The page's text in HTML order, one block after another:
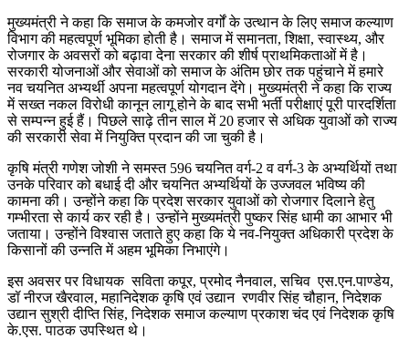
मुख्यमंत्री ने कहा कि समाज के कमजोर वर्गों के उत्थान के लिए समाज कल्याण
विभाग की महत्वपूर्ण भूमिका होती है। समाज में समानता, शिक्षा, स्वास्थ्य, और
रोजगार के अवसरों को बढ़ावा देना सरकार की शीर्ष प्राथमिकताओं में है।
सरकारी योजनाओं और सेवाओं को समाज के अंतिम छोर तक पहुंचाने में हमारे
नव चयनित अभ्यर्थी अपना महत्वपूर्ण योगदान देंगे। मुख्यमंत्री ने कहा कि राज्य
में सख्त नकल विरोधी कानून लागू होने के बाद सभी भर्ती परीक्षाएं पूरी पारदर्शिता
से सम्पन्न हुई हैं। पिछले साढ़े तीन साल में 20 हजार से अधिक युवाओं को राज्य
की सरकारी सेवा में नियुक्ति प्रदान की जा चुकी है।
कृषि मंत्री गणेश जोशी ने समस्त 596 चयनित वर्ग-2 व वर्ग-3 के अभ्यर्थियों तथा
उनके परिवार को बधाई दी और चयनित अभ्यर्थियों के उज्जवल भविष्य की
कामना की। उन्होंने कहा कि प्रदेश सरकार युवाओं को रोजगार दिलाने हेतु
गम्भीरता से कार्य कर रही है। उन्होंने मुख्यमंत्री पुष्कर सिंह धामी का आभार भी
जताया। उन्होंने विश्वास जताते हुए कहा कि ये नव-नियुक्त अधिकारी प्रदेश के
किसानों की उन्नति में अहम भूमिका निभाएंगे।
इस अवसर पर विधायक सविता कपूर, प्रमोद नैनवाल, सचिव एस.एन.पाण्डेय,
डॉ नीरज खैरवाल, महानिदेशक कृषि एवं उद्यान रणवीर सिंह चौहान, निदेशक
उद्यान सुश्री दीप्ति सिंह, निदेशक समाज कल्याण प्रकाश चंद एवं निदेशक कृषि
के.एस. पाठक उपस्थित थे।